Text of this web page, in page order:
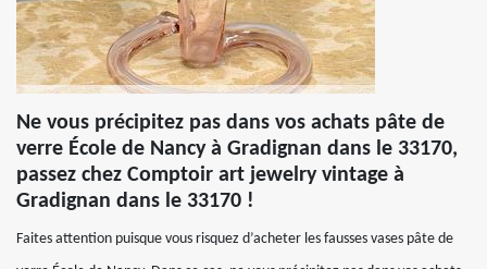
Ne vous précipitez pas dans vos achats pâte de
verre École de Nancy à Gradignan dans le 33170,
passez chez Comptoir art jewelry vintage à
Gradignan dans le 33170 !
Faites attention puisque vous risquez d’acheter les fausses vases pâte de